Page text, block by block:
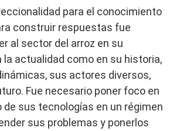
para el conocimiento
construir respuestas fue
al sector del arroz en su
la actualidad como en su historia,
sus actores diversos,
Fue necesario poner foco en
sus tecnologías en un régimen
sus problemas y ponerlos